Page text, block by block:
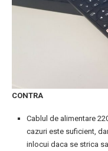
CONTRA
Cablul de alimentare
cazuri este suficient,
inlocui daca se strica